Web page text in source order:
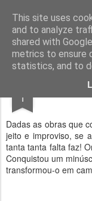
This site uses
and to analyze
shared with
metrics to ensure
statistics, and to
Geopalavras
canal800 clique
1
Dadas as obras que
jeito e improviso, se
tanta tanta falta faz!
Conquistou um
transformou-o em